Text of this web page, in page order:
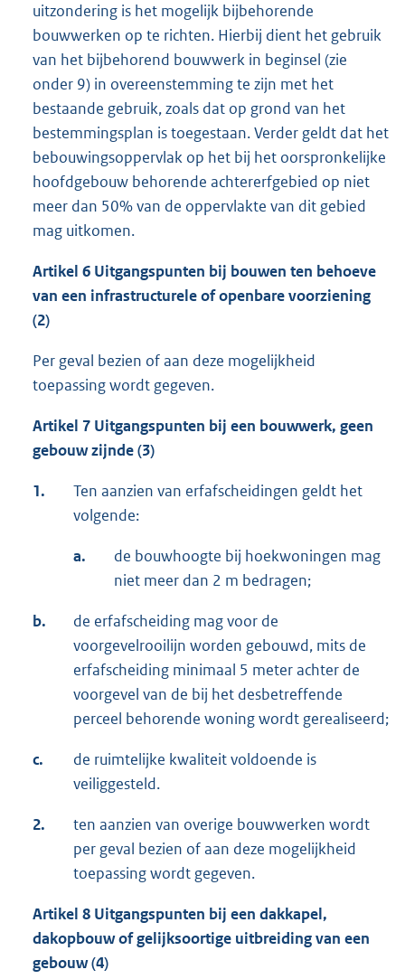
uitzondering is het mogelijk bijbehorende
bouwwerken op te richten. Hierbij dient het gebruik
van het bijbehorend bouwwerk in beginsel (zie
onder 9) in overeenstemming te zijn met het
bestaande gebruik, zoals dat op grond van het
bestemmingsplan is toegestaan. Verder geldt dat het
bebouwingsoppervlak op het bij het oorspronkelijke
hoofdgebouw behorende achtererfgebied op niet
meer dan 50% van de oppervlakte van dit gebied
mag uitkomen.
Artikel 6 Uitgangspunten bij bouwen ten behoeve
van een infrastructurele of openbare voorziening
(2)
Per geval bezien of aan deze mogelijkheid
toepassing wordt gegeven.
Artikel 7 Uitgangspunten bij een bouwwerk, geen
gebouw zijnde (3)
1.
Ten aanzien van erfafscheidingen geldt het
volgende:
a.
de bouwhoogte bij hoekwoningen mag
niet meer dan 2 m bedragen;
b.
de erfafscheiding mag voor de
voorgevelrooilijn worden gebouwd, mits de
erfafscheiding minimaal 5 meter achter de
voorgevel van de bij het desbetreffende
perceel behorende woning wordt gerealiseerd;
c.
de ruimtelijke kwaliteit voldoende is
veiliggesteld.
2.
ten aanzien van overige bouwwerken wordt
per geval bezien of aan deze mogelijkheid
toepassing wordt gegeven.
Artikel 8 Uitgangspunten bij een dakkapel,
dakopbouw of gelijksoortige uitbreiding van een
gebouw (4)